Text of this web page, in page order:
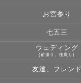
お宮参り
七五三
ウェディング
(前撮り、後撮り)
友達、フレンド